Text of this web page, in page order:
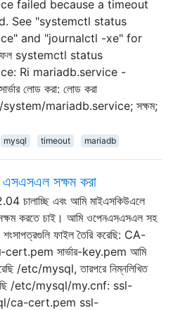
failed because a timeout
See "systemctl status
and "journalctl -xe" for
systemctl status
Ri mariadb.service -
সার্ভার লোড করা: লোড করা
mariadb.service; সক্ষম;
mysql timeout mariadb
সক্ষম করা
চালাচ্ছি এবং আমি মাইএসকিউএলে
করতে চাই। আমি ওপেনএসএসএল সহ
শংসাপত্রগুলি ফাইল তৈরি করেছি: CA-
cert.pem সার্ভার-key.pem আমি
/etc/mysql, তারপরে নিম্নলিখিত
/etc/mysql/my.cnf: ssl-
ca-cert.pem ssl-